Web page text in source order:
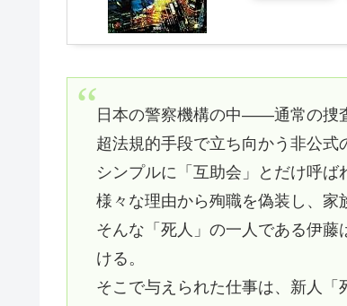
日本の警察機構の中――通常の捜
超法規的手段で立ち向かう非公式
シンプルに「互助会」とだけ呼ば
様々な理由から殉職を偽装し、家
そんな「死人」の一人である伊
ける。
そこで与えられた仕事は、新人